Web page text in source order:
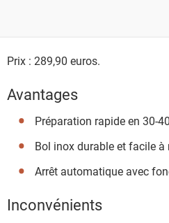
Prix : 289,90 euros.
Avantages
Préparation rapide en 30-
Bol inox durable et facile à
Arrêt automatique avec
Inconvénients